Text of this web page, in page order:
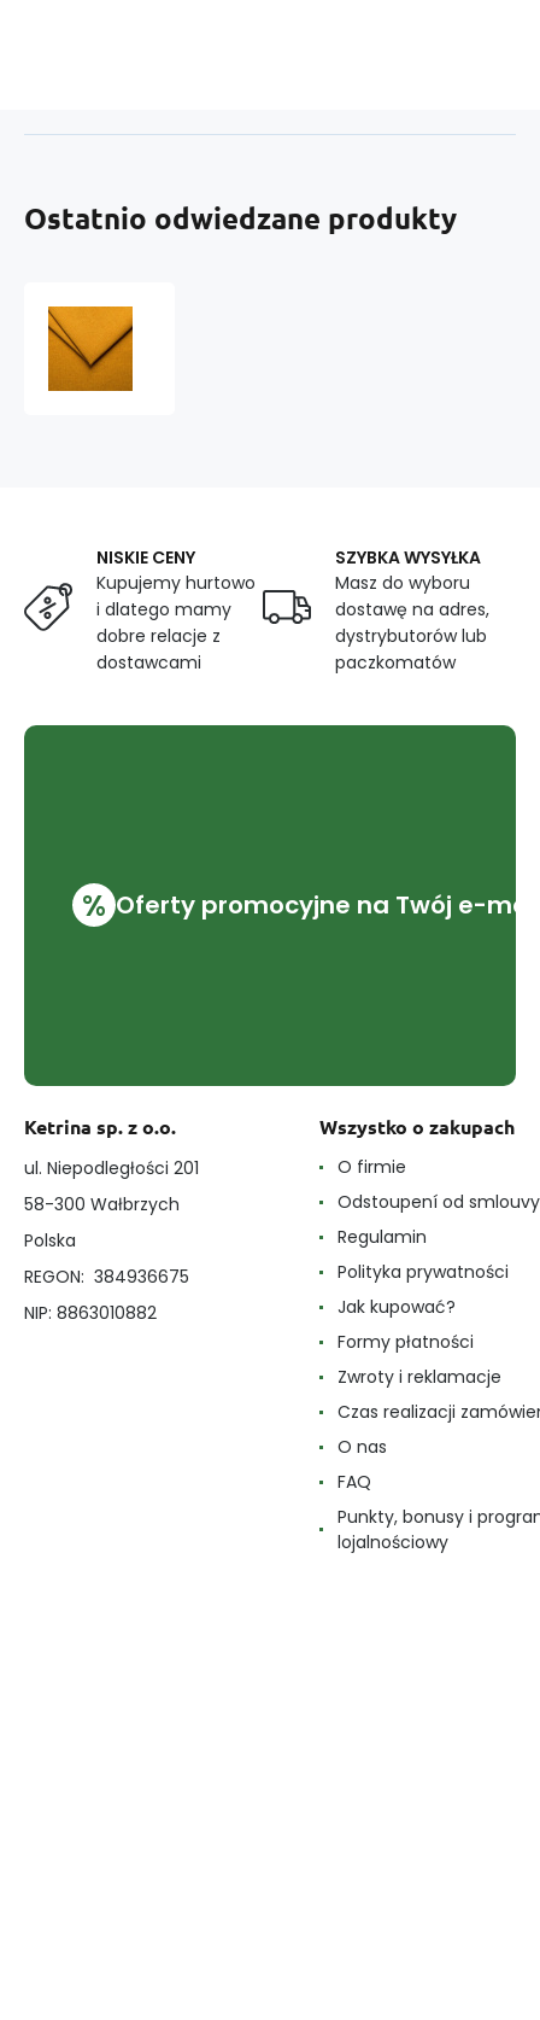
Ostatnio odwiedzane produkty
NISKIE CENY
Kupujemy hurtowo
i dlatego mamy
dobre relacje z
dostawcami
SZYBKA WYSYŁKA
Masz do wyboru
dostawę na adres,
dystrybutorów lub
paczkomatów
% Oferty promocyjne na Twój e-mail
Ketrina sp. z o.o.
ul. Niepodległości 201
58-300 Wałbrzych
Polska
REGON: 384936675
NIP: 8863010882
Wszystko o zakupach
O firmie
Odstoupení od smlouvy
Regulamin
Polityka prywatności
Jak kupować?
Formy płatności
Zwroty i reklamacje
Czas realizacji
O nas
FAQ
Punkty, bonusy i
lojalnościowy